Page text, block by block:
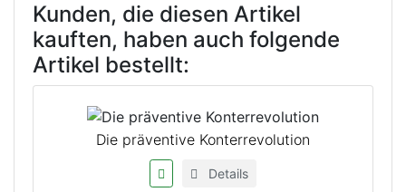
Kunden, die diesen Artikel
kauften, haben auch folgende
Artikel bestellt:
Die präventive Konterrevolution
Details